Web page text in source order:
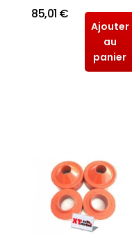
85,01 €
Ajouter
au
panier